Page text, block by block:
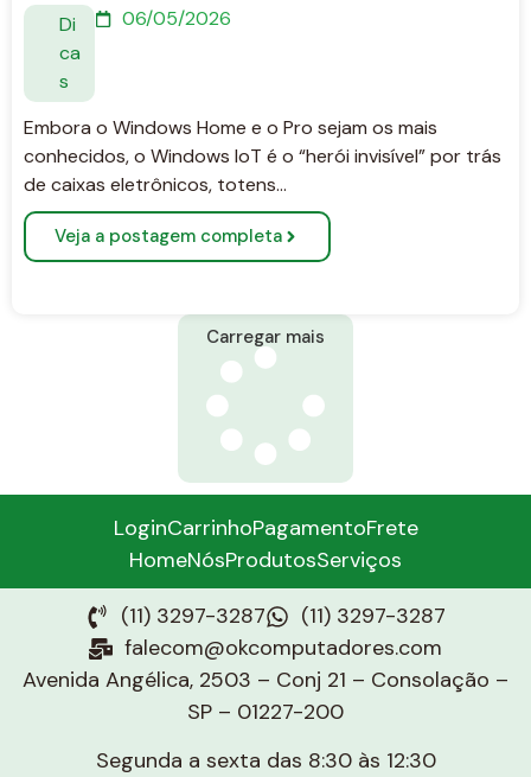
Di
ca
s
06/05/2026
Embora o Windows Home e o Pro sejam os mais
conhecidos, o Windows IoT é o “herói invisível” por trás
de caixas eletrônicos, totens…
Veja a postagem completa
Carregar mais
LoginCarrinhoPagamentoFrete
HomeNósProdutosServiços
(11) 3297-3287
(11) 3297-3287
falecom@okcomputadores.com
Avenida Angélica, 2503 – Conj 21 – Consolação –
SP – 01227-200
Segunda a sexta das 8:30 às 12:30